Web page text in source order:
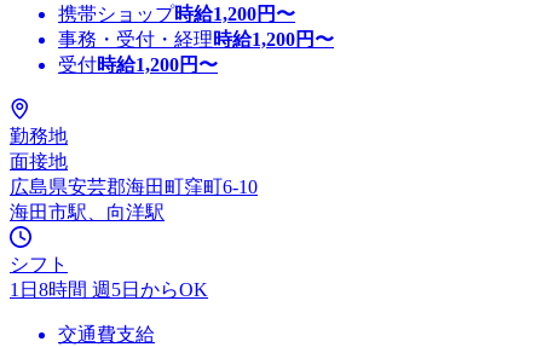
携帯ショップ時給1,200円〜
事務・受付・経理時給1,200円〜
受付時給1,200円〜
勤務地
面接地
広島県安芸郡海田町窪町6-10
海田市駅、向洋駅
シフト
1日8時間 週5日からOK
交通費支給